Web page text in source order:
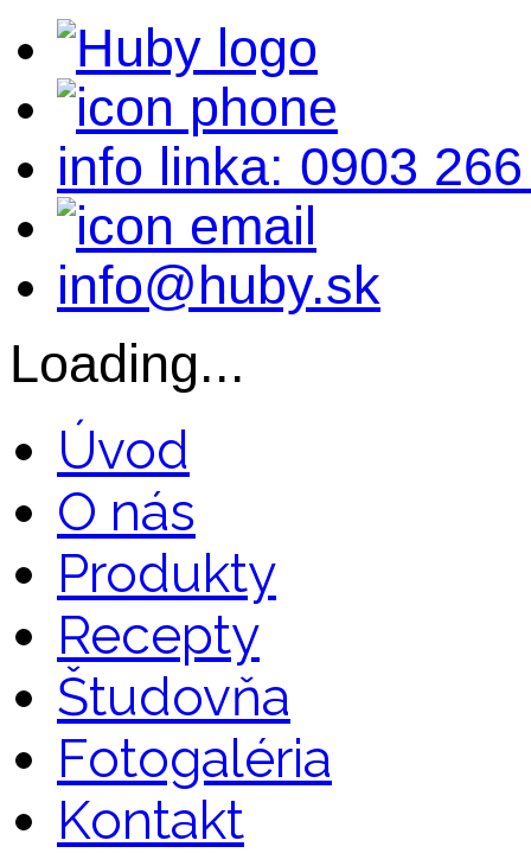
info linka: 0903
info@huby.sk
Loading...
Úvod
O nás
Produkty
Recepty
Študovňa
Fotogaléria
Kontakt